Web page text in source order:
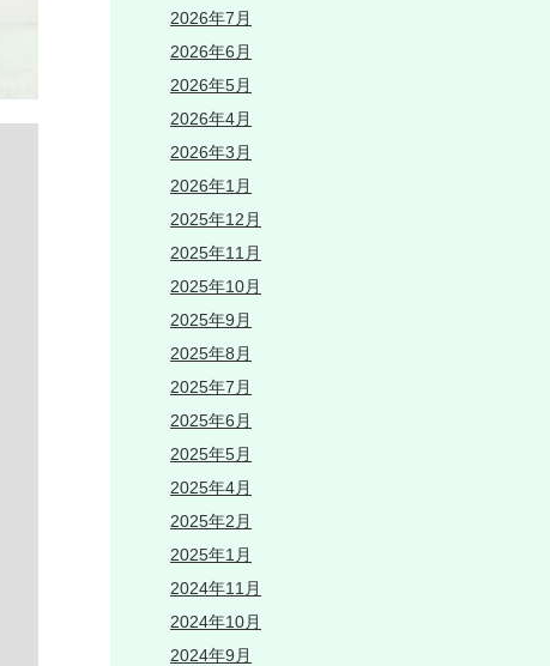
2026年7月
2026年6月
2026年5月
2026年4月
2026年3月
2026年1月
2025年12月
2025年11月
2025年10月
2025年9月
2025年8月
2025年7月
2025年6月
2025年5月
2025年4月
2025年2月
2025年1月
2024年11月
2024年10月
2024年9月